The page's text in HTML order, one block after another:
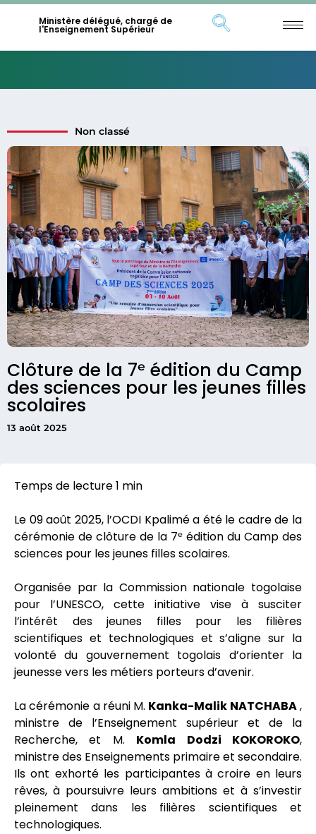
Ministère délégué, chargé de
l'Enseignement Supérieur
Clôture de la 7ᵉ édition du Camp
des sciences pour les jeunes filles
scolaires
13 août 2025
Non classé
Le 09 août 2025, l’OCDI Kpalimé a été le cadre de la
cérémonie de clôture de la 7ᵉ édition du Camp des
sciences pour les jeunes filles scolaires.
Organisée par la Commission nationale togolaise
pour l’UNESCO, cette initiative vise à susciter
l’intérêt des jeunes filles pour les filières
scientifiques et technologiques et s’aligne sur la
volonté du gouvernement togolais d’orienter la
jeunesse vers les métiers porteurs d’avenir.
La cérémonie a réuni M. Kanka-Malik NATCHABA,
ministre de l’Enseignement supérieur et de la
Recherche, et M. Komla Dodzi KOKOROKO,
ministre des Enseignements primaire et secondaire.
Ils ont exhorté les participantes à croire en leurs
rêves, à poursuivre leurs ambitions et à s’investir
pleinement dans les filières scientifiques et
technologiques.